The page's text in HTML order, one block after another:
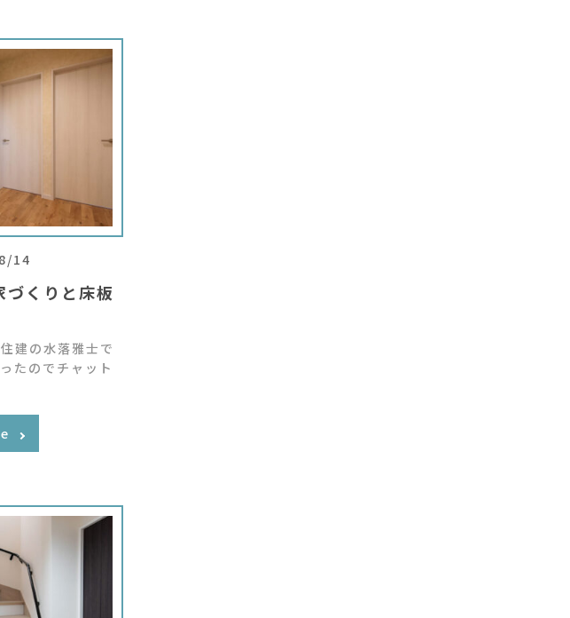
14
くりと床板
建の水落雅士で
たのでチャット